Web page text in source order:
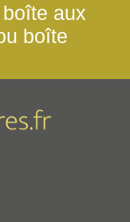
aux
boîte